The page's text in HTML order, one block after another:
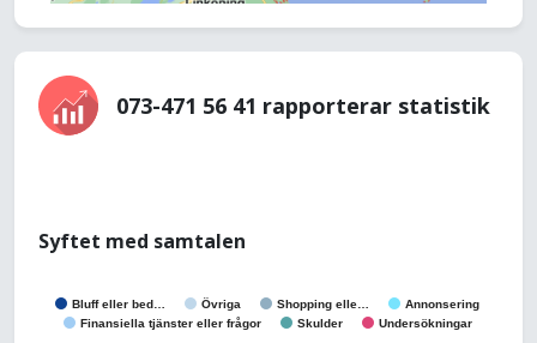
073-471 56 41 rapporterar statistik
Syftet med samtalen
Bluff eller bed… Övriga Shopping elle…
Annonsering
Finansiella tjänster eller frågor
Skulder Undersökningar